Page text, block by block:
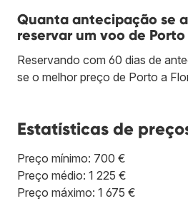
Quanta antecipação se
reservar um voo de
Reservando com 60 dias de
se o melhor preço de Porto a
Estatísticas de
Preço mínimo: 700 €
Preço médio: 1 225 €
Preço máximo: 1 675 €